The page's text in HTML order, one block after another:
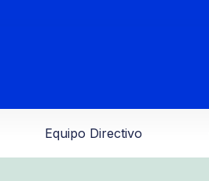
Equipo Directivo